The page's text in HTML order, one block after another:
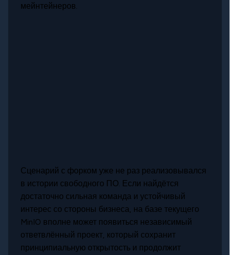
мейнтейнеров.
Сценарий с форком уже не раз реализовывался
в истории свободного ПО. Если найдётся
достаточно сильная команда и устойчивый
интерес со стороны бизнеса, на базе текущего
MinIO вполне может появиться независимый
ответвлённый проект, который сохранит
принципиальную открытость и продолжит